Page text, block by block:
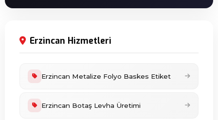
Erzincan Hizmetleri
Erzincan Metalize Folyo Baskes Etiket
Erzincan Botaş Levha Üretimi